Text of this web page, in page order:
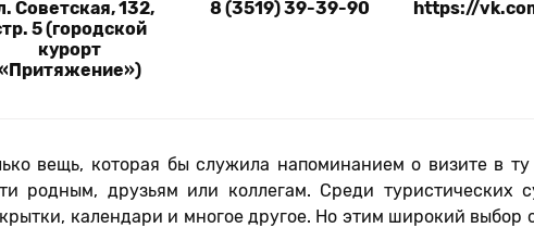
Советская, 132,
5 (городской
курорт
8 (3519) 39-39-90 https://
вещь, которая бы служила напоминанием о визите в
родным, друзьям или коллегам. Среди туристических
календари и многое другое. Но этим широкий